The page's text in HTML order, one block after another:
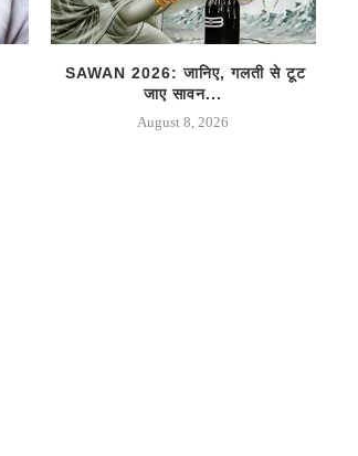
SAWAN 2026: जानिए, गलती से टूट
जाए सावन...
August 8, 2026